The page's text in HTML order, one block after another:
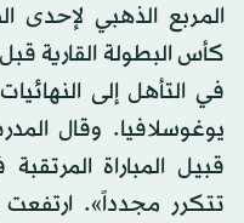
المربع الذهبي لإحدى
في التأهل إلى
يوغوسلافيا. وقال
قبيل المباراة
تتكرر مجدداً».